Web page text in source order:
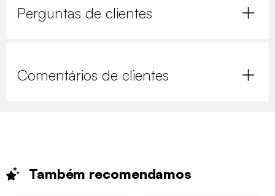
Perguntas de clientes
Comentários de clientes
Também recomendamos